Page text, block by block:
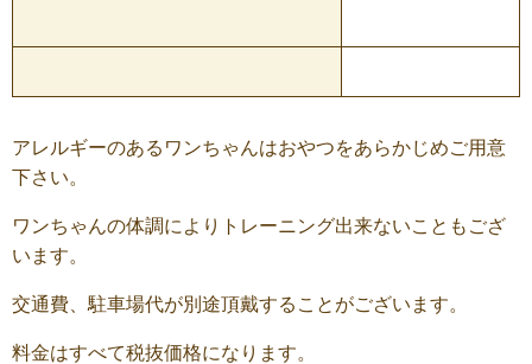
アレルギーのあるワンちゃんはおやつをあらかじめご用意
下さい。
ワンちゃんの体調によりトレーニング出来ないこともござ
います。
交通費、駐車場代が別途頂戴することがございます。
料金はすべて税抜価格になります。